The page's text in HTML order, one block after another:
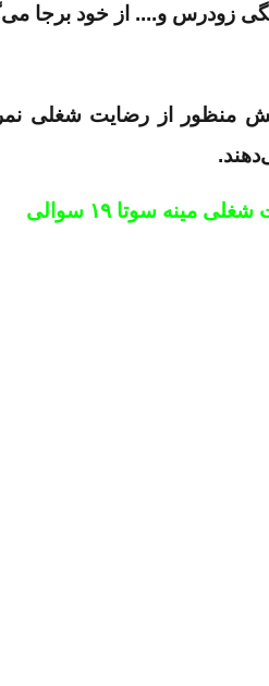
زودرس و.... از خود برجا
سوتا ۱۹ سوالی